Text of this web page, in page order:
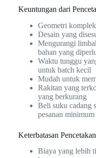
Keuntungan dari
Geometri
Desain yang
Mengurangi
bahan yang
Waktu tunggu
untuk batch kecil
Mudah untuk
Rakitan yang
yang berkurang
Beli suku cadang
pesanan minimum
Keterbatasan
Biaya yang lebih